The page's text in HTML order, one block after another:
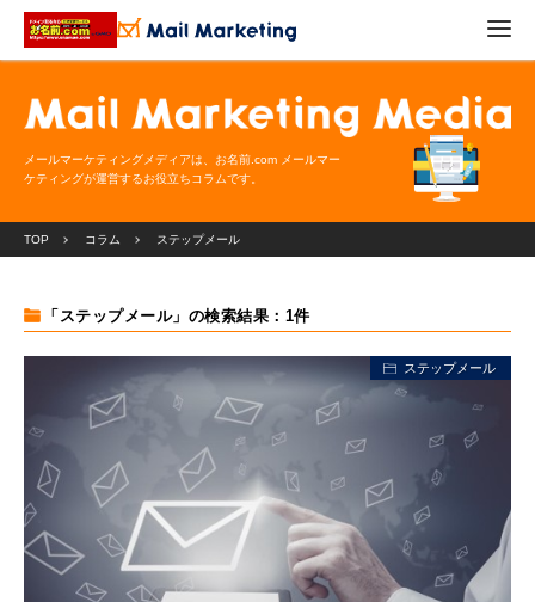
メールマーケティングメディアは、お名前.com メールマー
ケティングが運営するお役立ちコラムです。
TOP コラム ステップメール
「ステップメール」の検索結果：1件
ステップメール